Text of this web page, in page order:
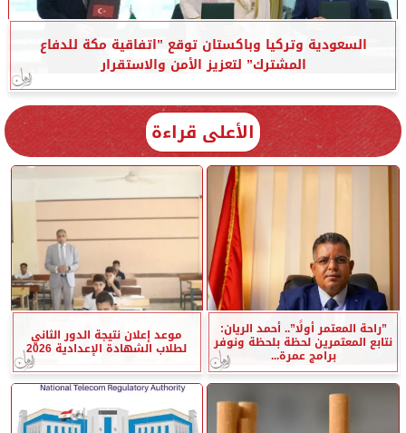
السعودية وتركيا وباكستان توقع ”اتفاقية مكة للدفاع
المشترك” لتعزيز الأمن والاستقرار
الأعلى قراءة
”راحة المعتمر أولًا”.. أحمد الريان:
نتابع المعتمرين لحظة بلحظة ونوفر
برامج عمرة...
موعد إعلان نتيجة الدور الثاني
لطلاب الشهادة الإعدادية 2026